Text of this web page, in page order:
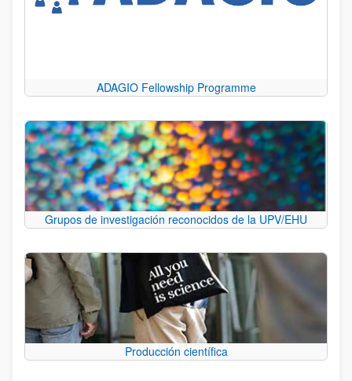
ADAGIO Fellowship Programme
Grupos de investigación reconocidos de la UPV/EHU
Producción científica